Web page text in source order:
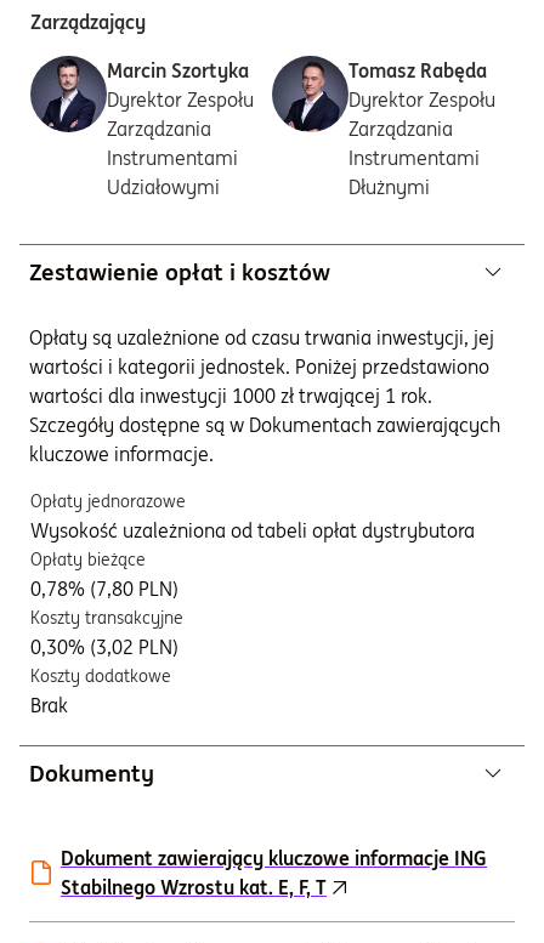
Zarządzający
Marcin Szortyka
Dyrektor Zespołu
Zarządzania
Instrumentami
Udziałowymi
Tomasz Rabęda
Dyrektor Zespołu
Zarządzania
Instrumentami
Dłużnymi
Zestawienie opłat i kosztów
Opłaty są uzależnione od czasu trwania inwestycji, jej
wartości i kategorii jednostek. Poniżej przedstawiono
wartości dla inwestycji 1000 zł trwającej 1 rok.
Szczegóły dostępne są w Dokumentach zawierających
kluczowe informacje.
Opłaty jednorazowe
Wysokość uzależniona od tabeli opłat dystrybutora
Opłaty bieżące
0,78% (7,80 PLN)
Koszty transakcyjne
0,30% (3,02 PLN)
Koszty dodatkowe
Brak
Dokumenty
Dokument zawierający kluczowe informacje ING
Stabilnego Wzrostu kat. E, F, T